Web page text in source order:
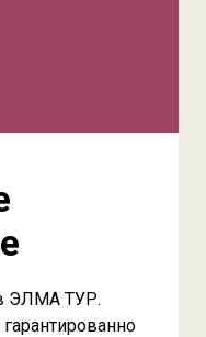
ЭЛМА ТУР.